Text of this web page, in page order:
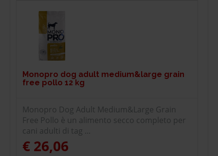
Monopro dog adult medium&large grain
free pollo 12 kg
Monopro Dog Adult Medium&Large Grain
Free Pollo è un alimento secco completo per
cani adulti di tag ...
€ 26,06